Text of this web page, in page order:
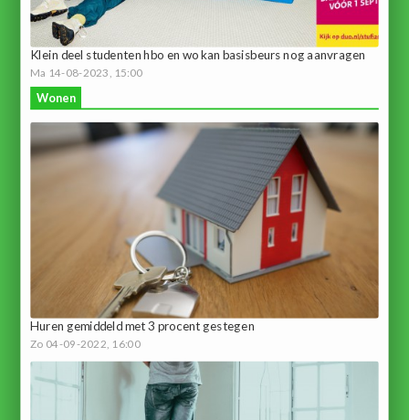
Klein deel studenten hbo en wo kan basisbeurs nog aanvragen
Ma 14-08-2023, 15:00
Wonen
Huren gemiddeld met 3 procent gestegen
Zo 04-09-2022, 16:00